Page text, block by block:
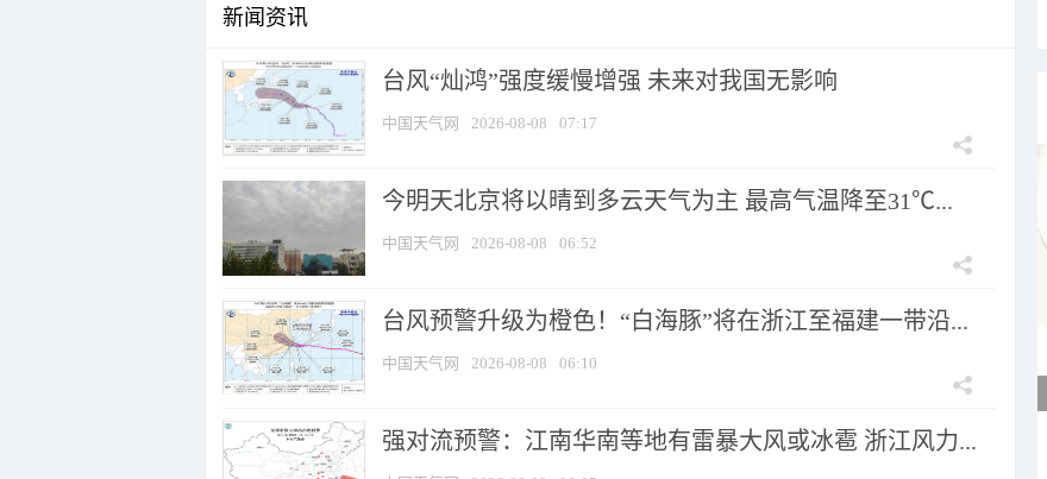
新闻资讯
台风“灿鸿”强度缓慢增强 未来对我国无影响
中国天气网 2026-08-08 07:17
今明天北京将以晴到多云天气为主 最高气温降至31℃...
中国天气网 2026-08-08 06:52
台风预警升级为橙色！“白海豚”将在浙江至福建一带沿...
中国天气网 2026-08-08 06:10
强对流预警：江南华南等地有雷暴大风或冰雹 浙江风力...